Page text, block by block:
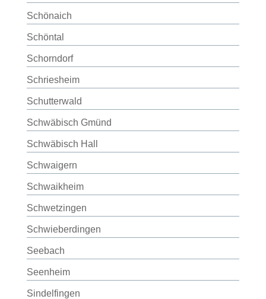
Schönaich
Schöntal
Schorndorf
Schriesheim
Schutterwald
Schwäbisch Gmünd
Schwäbisch Hall
Schwaigern
Schwaikheim
Schwetzingen
Schwieberdingen
Seebach
Seenheim
Sindelfingen